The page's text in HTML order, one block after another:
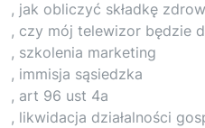
, jak obliczyć składkę
, czy mój telewizor będzie
, szkolenia marketing
, immisja sąsiedzka
, art 96 ust 4a
, likwidacja działalności